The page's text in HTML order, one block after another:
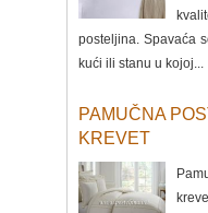
posteljina. Spavaća
kući ili stanu u kojoj...
PAMUČNA
KREVET